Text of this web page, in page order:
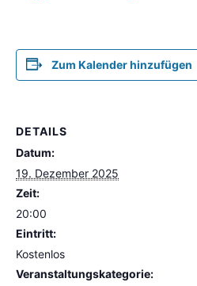
Zum Kalender hinzufügen
DETAILS
Datum:
19. Dezember 2025
Zeit:
20:00
Eintritt:
Kostenlos
Veranstaltungskategorie: